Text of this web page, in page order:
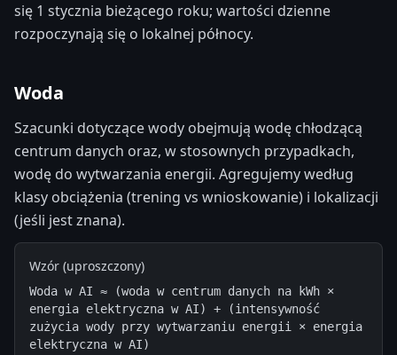
się 1 stycznia bieżącego roku; wartości dzienne
rozpoczynają się o lokalnej północy.
Woda
Szacunki dotyczące wody obejmują wodę chłodzącą
centrum danych oraz, w stosownych przypadkach,
wodę do wytwarzania energii. Agregujemy według
klasy obciążenia (trening vs wnioskowanie) i lokalizacji
(jeśli jest znana).
Wzór (uproszczony)
Woda w AI ≈ (woda w centrum danych na kWh ×
energia elektryczna w AI) + (intensywność
zużycia wody przy wytwarzaniu energii × energia
elektryczna w AI)